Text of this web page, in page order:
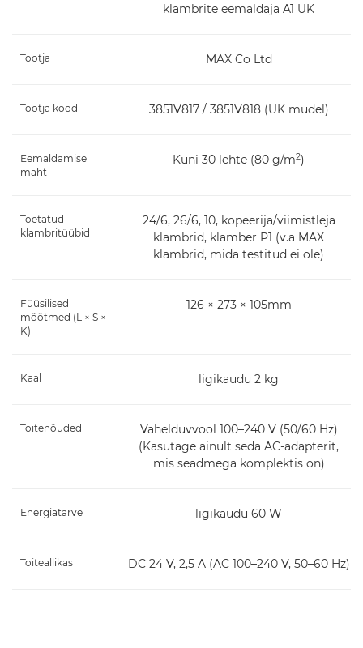
klambrite eemaldaja A1 UK
Tootja MAX Co Ltd
Tootja kood 3851V817 / 3851V818 (UK mudel)
Eemaldamise
maht
Kuni 30 lehte (80 g/m2)
Toetatud
klambritüübid
24/6, 26/6, 10, kopeerija/viimistleja
klambrid, klamber P1 (v.a MAX
klambrid, mida testitud ei ole)
Füüsilised
mõõtmed (L × S ×
K)
126 × 273 × 105mm
Kaal ligikaudu 2 kg
Toitenõuded
Vahelduvvool 100–240 V (50/60 Hz)
(Kasutage ainult seda AC-adapterit,
mis seadmega komplektis on)
Energiatarve ligikaudu 60 W
Toiteallikas DC 24 V, 2,5 A (AC 100–240 V, 50–60 Hz)